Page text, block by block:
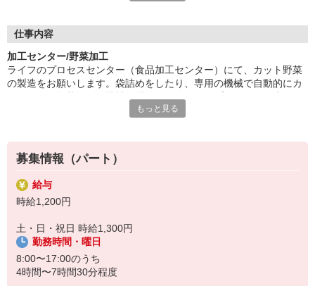
■食材選びのコツがわかる！
を知ることができ、食材の目利き術が養われていきます！普段の
お買い物にも活かせるので、パートのやる気も自然とUP！？お
いしい食卓は、おいしい食材選びから。自分や家族のためにプラ
スになるお仕事はいかがでしょうか？ご応募お待ちしています！
仕事内容
加工センター/野菜加工
ライフのプロセスセンター（食品加工センター）にて、カット野菜
の製造をお願いします。袋詰めをしたり、専用の機械で自動的にカ
の方も大歓迎です。縁の下の力持ちとして、スーパーマーケット
もっと見る
募集情報（パート）
給与
時給1,200円
土・日・祝日 時給1,300円
勤務時間・曜日
8:00〜17:00のうち
4時間〜7時間30分程度